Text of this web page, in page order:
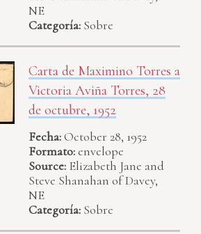
NE
Categoría: Sobre
Carta de Maximino Torres a
Victoria Aviña Torres, 28
de octubre, 1952
Fecha:October 28, 1952
Formato:envelope
Source: Elizabeth Jane and
Steve Shanahan of Davey,
NE
Categoría: Sobre